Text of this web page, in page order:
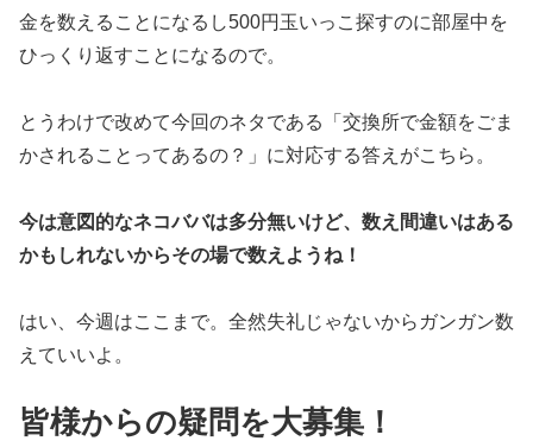
金を数えることになるし500円玉いっこ探すのに部屋中を
ひっくり返すことになるので。
とうわけで改めて今回のネタである「交換所で金額をごま
かされる ことってあるの？」に対応する答えがこちら。
今は意図的なネコババは多分無いけど、数え間違いはある
かもしれないからその場で数えようね！
はい、今週はここまで。全然失礼じゃないからガンガン数
えていいよ。
皆様からの疑問を大募集！